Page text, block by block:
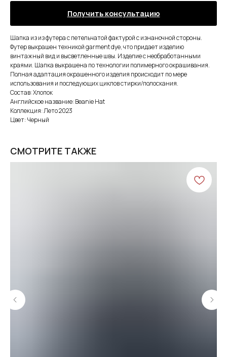
Получить консультацию
Шапка из из футера с петельчатой фактурой с изнаночной стороны.
Футер выкрашен техникой garment dye, что придает изделию
винтажный вид и высветленные швы. Изделие с необработанными
краями. Шапка выкрашена по технологии полимерного окрашивания.
Полная адаптация окрашенного изделия происходит по мере
использования и последующих циклов стирки/полоскания.
Состав: Хлопок
Английское название: Beanie Hat
Коллекция: Лето 2023
Цвет: Черный
СМОТРИТЕ ТАКЖЕ